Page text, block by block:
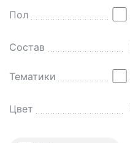
Пол
Состав
Тематики
Цвет